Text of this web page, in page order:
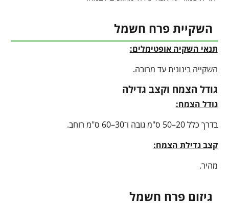
השקיית פרח חשמל
תנאי השקיה אופטימלים:
השקייה בינונית עד מרובה.
גודל הצמח וקצב גדילה
גודל הצמח:
בדרך כלל 20–50 ס"מ גובה ו־30–60 ס"מ רוחב.
קצב גדילת הצמח:
מהיר.
גיזום פרח חשמל